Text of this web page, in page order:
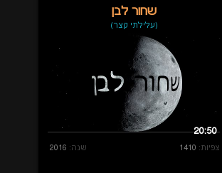
שחור לבן
(עלילתי קצר)
20:50
צפיות: 1410 שנה: 2016